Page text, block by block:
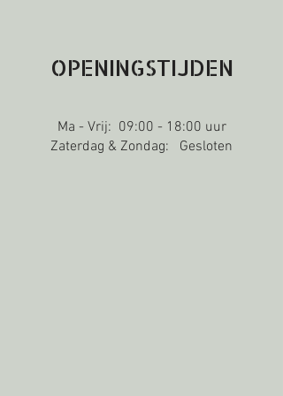
OPENINGSTIJDEN
Ma - Vrij: 09:00 - 18:00 uur
Zaterdag & Zondag: Gesloten